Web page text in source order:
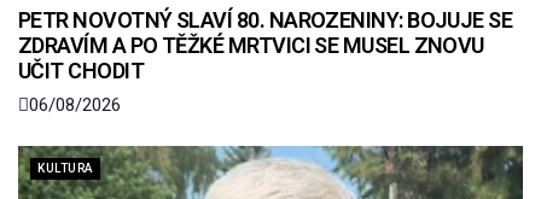
PETR NOVOTNÝ SLAVÍ 80. NAROZENINY: BOJUJE SE
ZDRAVÍM A PO TĚŽKÉ MRTVICI SE MUSEL ZNOVU
UČIT CHODIT
06/08/2026
KULTURA